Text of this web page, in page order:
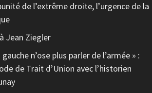
de l’extrême droite, l’urgence de la
Jean Ziegler
n’ose plus parler de l’armée » :
de Trait d’Union avec l’historien